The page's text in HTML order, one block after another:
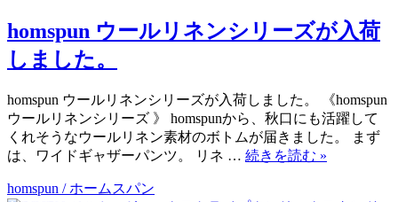
homspun ウールリネンシリーズが入荷
しました。
homspun ウールリネンシリーズが入荷しました。 《homspun
ウールリネンシリーズ 》 homspunから、秋口にも活躍して
くれそうなウールリネン素材のボトムが届きました。 まず
は、ワイドギャザーパンツ。 リネ … 続きを読む »
homspun / ホームスパン